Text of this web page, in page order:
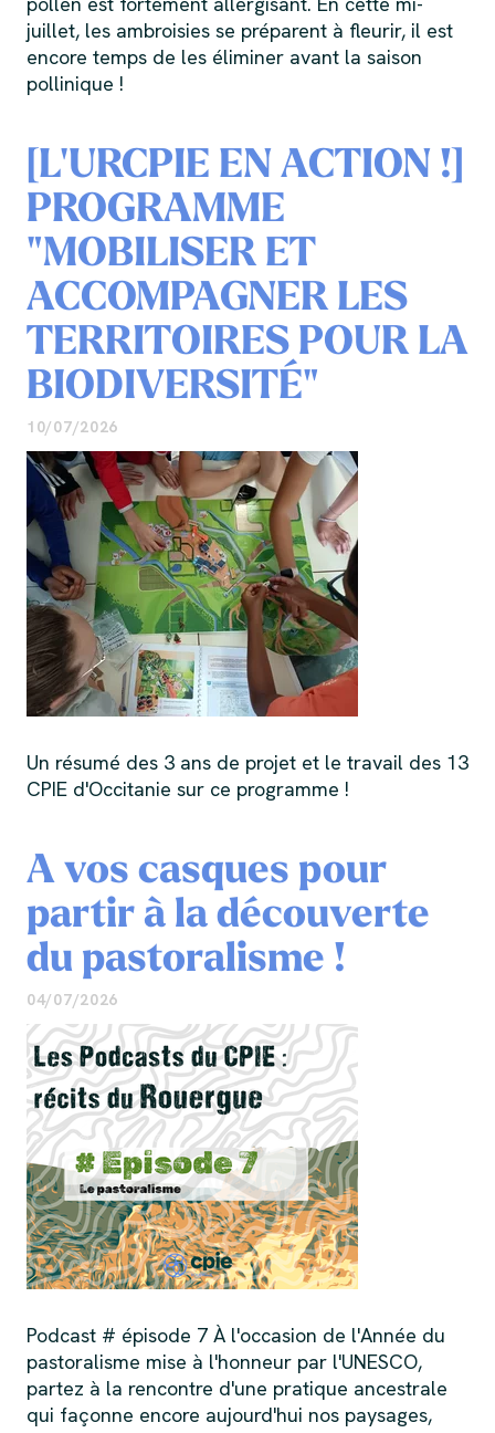
juillet, les ambroisies se préparent à fleurir, il est
encore temps de les éliminer avant la saison
pollinique !
[L'URCPIE EN ACTION !]
PROGRAMME
"MOBILISER ET
ACCOMPAGNER LES
TERRITOIRES POUR LA
BIODIVERSITÉ"
10/07/2026
Un résumé des 3 ans de projet et le travail des 13
CPIE d'Occitanie sur ce programme !
A vos casques pour
partir à la découverte
du pastoralisme !
04/07/2026
Podcast # épisode 7 À l'occasion de l'Année du
pastoralisme mise à l'honneur par l'UNESCO,
partez à la rencontre d'une pratique ancestrale
qui façonne encore aujourd'hui nos paysages,